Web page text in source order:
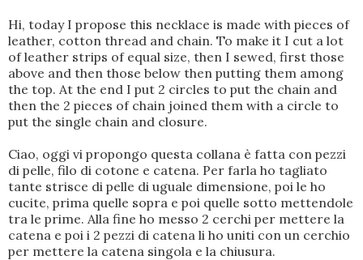
Hi, today I propose this necklace is made ​​with pieces of
leather, cotton thread and chain. To make it I cut a lot
of leather strips of equal size, then I sewed, first those
above and then those below then putting them among
the top. At the end I put 2 circles to put the chain and
then the 2 pieces of chain joined them with a circle to
put the single chain and closure.
Ciao, oggi vi propongo questa collana è fatta con pezzi
di pelle, filo di cotone e catena. Per farla ho tagliato
tante strisce di pelle di uguale dimensione, poi le ho
cucite, prima quelle sopra e poi quelle sotto mettendole
tra le prime. Alla fine ho messo 2 cerchi per mettere la
catena e poi i 2 pezzi di catena li ho uniti con un cerchio
per mettere la catena singola e la chiusura.